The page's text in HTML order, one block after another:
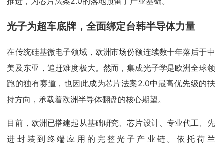
光子为超车底牌，全面绑定台韩半导体力量
在传统硅基微电子领域，欧洲市场份额连续数十年落后于中
美及东亚，追赶难度极大。然而，集成光子学是欧洲全球领
跑的独有赛道，也因此成为芯片法案2.0中最高优先级的扶
持方向，承载着欧洲半导体翻盘的核心期望。
目前，欧洲已搭建起从基础研究、芯片设计、专业代工、先
进封装到终端应用的完整光子产业链。依托荷兰